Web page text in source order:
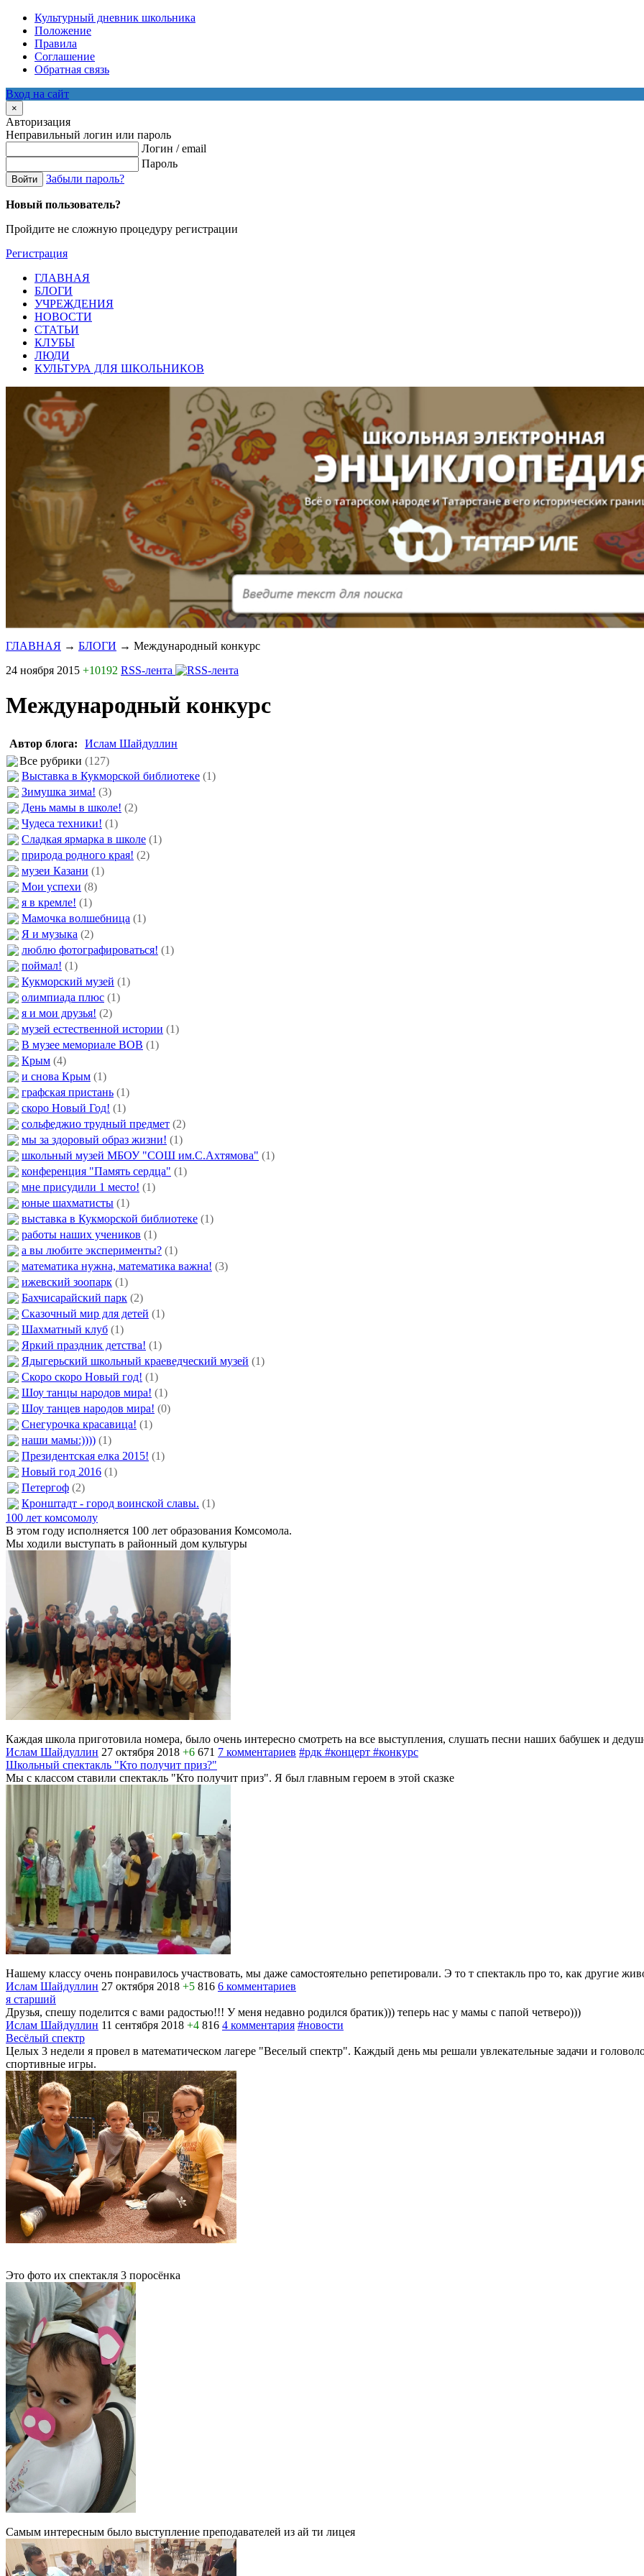
Культурный дневник школьника
Положение
Правила
Соглашение
Обратная связь
Вход на сайт
×
Авторизация
Неправильный логин или пароль
Логин / email
Пароль
Войти Забыли пароль?
Новый пользователь?
Пройдите не сложную процедуру регистрации
Регистрация
ГЛАВНАЯ
БЛОГИ
УЧРЕЖДЕНИЯ
НОВОСТИ
СТАТЬИ
КЛУБЫ
ЛЮДИ
КУЛЬТУРА ДЛЯ ШКОЛЬНИКОВ
ГЛАВНАЯ → БЛОГИ → Международный конкурс
24 ноября 2015 +10192 RSS-лента
Международный конкурс
Автор блога:
Ислам Шайдуллин
Все рубрики (127)
Выставка в Кукморской библиотеке (1)
Зимушка зима! (3)
День мамы в школе! (2)
Чудеса техники! (1)
Сладкая ярмарка в школе (1)
природа родного края! (2)
музеи Казани (1)
Мои успехи (8)
я в кремле! (1)
Мамочка волшебница (1)
Я и музыка (2)
люблю фотографироваться! (1)
поймал! (1)
Кукморский музей (1)
олимпиада плюс (1)
я и мои друзья! (2)
музей естественной истории (1)
В музее мемориале ВОВ (1)
Крым (4)
и снова Крым (1)
графская пристань (1)
скоро Новый Год! (1)
сольфеджио трудный предмет (2)
мы за здоровый образ жизни! (1)
школьный музей МБОУ "СОШ им.С.Ахтямова" (1)
конференция "Память сердца" (1)
мне присудили 1 место! (1)
юные шахматисты (1)
выставка в Кукморской библиотеке (1)
работы наших учеников (1)
а вы любите эксперименты? (1)
математика нужна, математика важна! (3)
ижевский зоопарк (1)
Бахчисарайский парк (2)
Сказочный мир для детей (1)
Шахматный клуб (1)
Яркий праздник детства! (1)
Ядыгерьский школьный краеведческий музей (1)
Скоро скоро Новый год! (1)
Шоу танцы народов мира! (1)
Шоу танцев народов мира! (0)
Снегурочка красавица! (1)
наши мамы:)))) (1)
Президентская елка 2015! (1)
Новый год 2016 (1)
Петергоф (2)
Кронштадт - город воинской славы. (1)
100 лет комсомолу
В этом году исполняется 100 лет образования Комсомола.
Мы ходили выступать в районный дом культуры
Каждая школа приготовила номера, было очень интересно смотреть на все выступления, слушать песни наших бабушек и
Ислам Шайдуллин 27 октября 2018 +6 671 7 комментариев #рдк #концерт #конкурс
Школьный спектакль "Кто получит приз?"
Мы с классом ставили спектакль "Кто получит приз". Я был главным героем в этой сказке
Нашему классу очень понравилось участвовать, мы даже самостоятельно репетировали. Э то т спектакль про то, как другие
Ислам Шайдуллин 27 октября 2018 +5 816 6 комментариев
я старший
Друзья, спешу поделится с вами радостью!!! У меня недавно родился братик))) теперь нас у мамы с папой четверо)))
Ислам Шайдуллин 11 сентября 2018 +4 816 4 комментария #новости
Весёлый спектр
Целых 3 недели я провел в математическом лагере "Веселый спектр". Каждый день мы решали увлекательные задачи и
спортивные игры.
Это фото их спектакля 3 поросёнка
Самым интересным было выступление преподавателей из ай ти лицея